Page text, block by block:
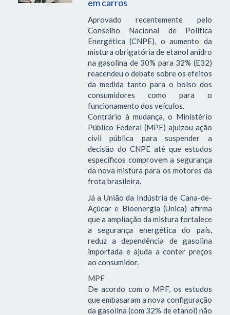
em carros
Aprovado recentemente pelo
Conselho Nacional de Política
Energética (CNPE), o aumento da
mistura obrigatória de etanol anidro
na gasolina de 30% para 32% (E32)
reacendeu o debate sobre os efeitos
da medida tanto para o bolso dos
consumidores como para o
funcionamento dos veículos.
Contrário à mudança, o Ministério
Público Federal (MPF) ajuizou ação
civil pública para suspender a
decisão do CNPE até que estudos
específicos comprovem a segurança
da nova mistura para os motores da
frota brasileira.
Já a União da Indústria de Cana-de-
Açúcar e Bioenergia (Unica) afirma
que a ampliação da mistura fortalece
a segurança energética do país,
reduz a dependência de gasolina
importada e ajuda a conter preços
ao consumidor.
MPF
De acordo com o MPF, os estudos
que embasaram a nova configuração
da gasolina (com 32% de etanol) não